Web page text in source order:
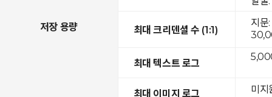
저장 용량 최대 크리덴셜 수 (1:1)
최대 텍스트 로그
최대 이미지 로그
지
미지